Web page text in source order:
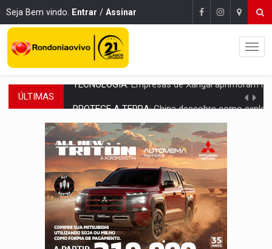
Seja Bem vindo. Entrar / Assinar
ÚLTIMAS China descobre como explodir asteroide com
VÍDEO:Motociclista morre após bater na traseira de
PARECE UM NUGGET:Essa receita com frango virou o meu
EMPREENDEDORISMO:7 negócios que podem começar com pouco dinheiro e
GIGANTE DA AMÉRICA:Brasil reúne dimensão continental e posição
INDEPENDÊNCIA:10 dicas importantes para quem quer
VARCENA:Cientistas descobrem nova espécie de rã em florestas